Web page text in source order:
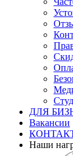
ДЛЯ
Вакансии
Наши